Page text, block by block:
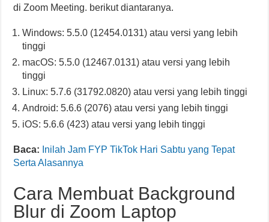
di Zoom Meeting. berikut diantaranya.
Windows: 5.5.0 (12454.0131) atau versi yang lebih
tinggi
macOS: 5.5.0 (12467.0131) atau versi yang lebih
tinggi
Linux: 5.7.6 (31792.0820) atau versi yang lebih tinggi
Android: 5.6.6 (2076) atau versi yang lebih tinggi
iOS: 5.6.6 (423) atau versi yang lebih tinggi
Baca: Inilah Jam FYP TikTok Hari Sabtu yang Tepat
Serta Alasannya
Cara Membuat Background
Blur di Zoom Laptop